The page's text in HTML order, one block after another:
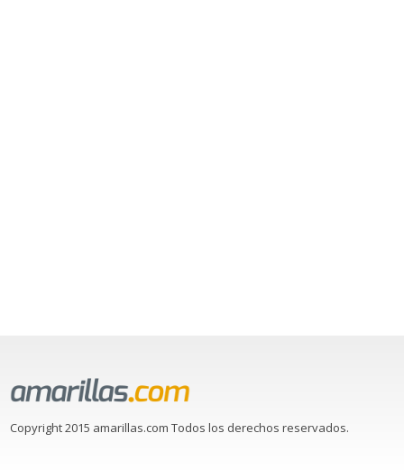
Copyright 2015 amarillas.com Todos los derechos reservados.